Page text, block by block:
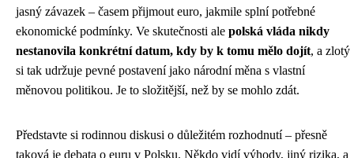
jasný závazek – časem přijmout euro, jakmile splní potřebné
ekonomické podmínky. Ve skutečnosti ale polská vláda nikdy
nestanovila konkrétní datum, kdy by k tomu mělo dojít, a zlotý
si tak udržuje pevné postavení jako národní měna s vlastní
měnovou politikou. Je to složitější, než by se mohlo zdát.
Představte si rodinnou diskusi o důležitém rozhodnutí – přesně
taková je debata o euru v Polsku. Někdo vidí výhody, jiný rizika, a